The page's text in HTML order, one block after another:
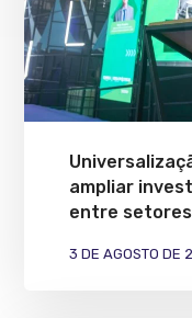
ampliar
entre setores
3 DE AGOSTO DE